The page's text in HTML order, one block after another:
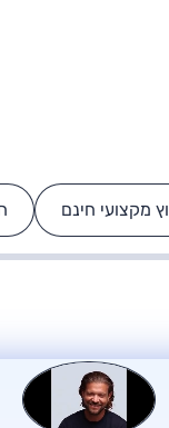
מקצועי חינםהרכב לא
כן